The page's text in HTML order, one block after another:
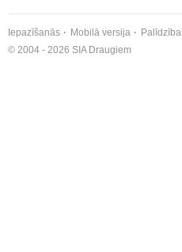
Iepazīšanās Mobilā versija Palīdzība
© 2004 - 2026 SIA Draugiem